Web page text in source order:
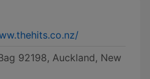
92198, Auckland, New